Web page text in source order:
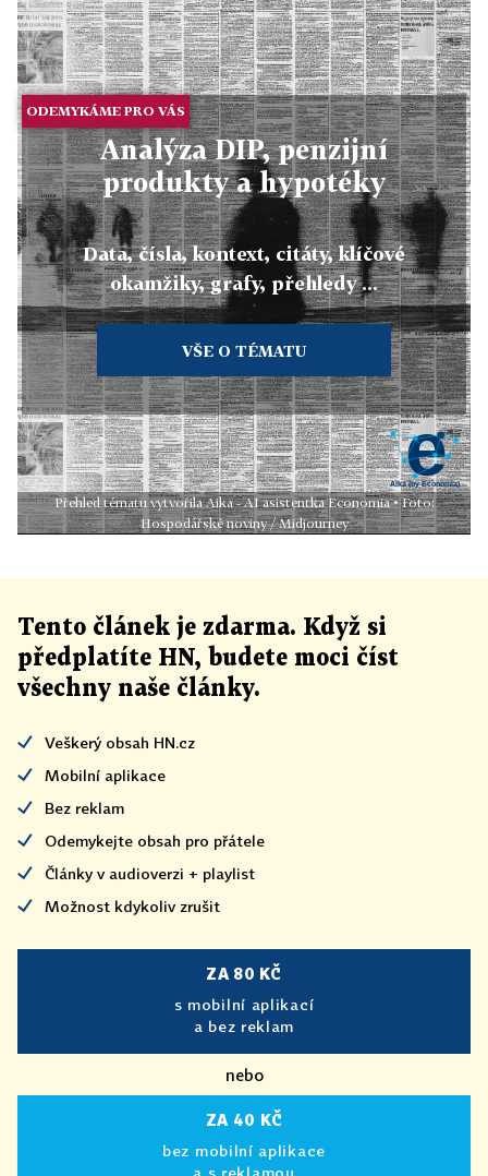
ODEMYKÁME PRO VÁS
Analýza DIP, penzijní
produkty a hypotéky
Data, čísla, kontext, citáty, klíčové
okamžiky, grafy, přehledy ...
VŠE O TÉMATU
Přehled tématu vytvořila Aika - AI asistentka Economia • Foto:
Hospodářské noviny / Midjourney
Tento článek je zdarma. Když si
předplatíte HN, budete moci číst
všechny naše články.
Veškerý obsah HN.cz
Mobilní aplikace
Bez reklam
Odemykejte obsah pro přátele
Články v audioverzi + playlist
Možnost kdykoliv zrušit
ZA 80 KČ
s mobilní aplikací
a bez reklam
nebo
ZA 40 KČ
bez mobilní aplikace